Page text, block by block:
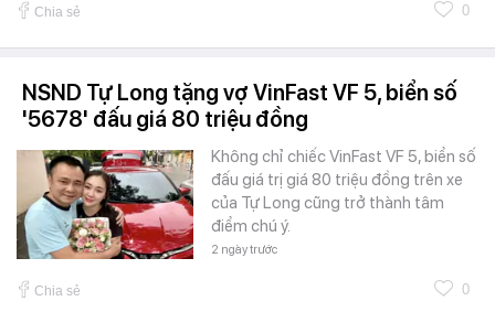
Chia sẻ 0
NSND Tự Long tặng vợ VinFast VF 5, biển số
'5678' đấu giá 80 triệu đồng
Không chỉ chiếc VinFast VF 5, biển số
đấu giá trị giá 80 triệu đồng trên xe
của Tự Long cũng trở thành tâm
điểm chú ý.
2 ngày trước
Chia sẻ 0